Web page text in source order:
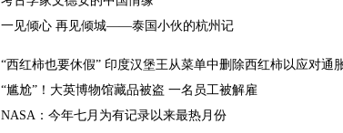
一见倾心 再见倾城——泰国小伙的杭州记
“西红柿也要休假” 印度汉堡王从菜单中删除西红柿以应对通
“尴尬”！大英博物馆藏品被盗 一名员工被解雇
NASA：今年七月为有记录以来最热月份